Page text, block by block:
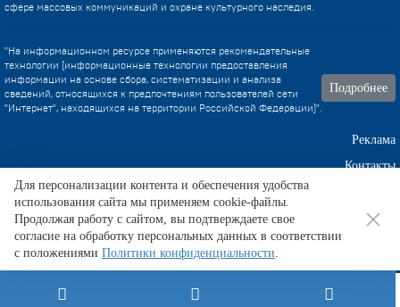
сфере массовых коммуникаций и охране культурного наследия.
"На информационном ресурсе применяются рекомендательные
технологии (информационные технологии предоставления
информации на основе сбора, систематизации и анализа
сведений, относящихся к предпочтениям пользователей сети
"Интернет", находящихся на территории Российской Федерации)".
Подробнее
Реклама
Контакты
Техническа поддержка
Для персонализации контента и обеспечения удобства
использования сайта мы применяем cookie-файлы.
Продолжая работу с сайтом, вы подтверждаете свое
согласие на обработку персональных данных в соответствии
с положениями Политики конфиденциальности.